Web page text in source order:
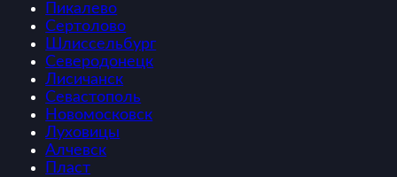
Пикалево
Сертолово
Шлиссельбург
Северодонецк
Лисичанск
Севастополь
Новомосковск
Луховицы
Алчевск
Пласт